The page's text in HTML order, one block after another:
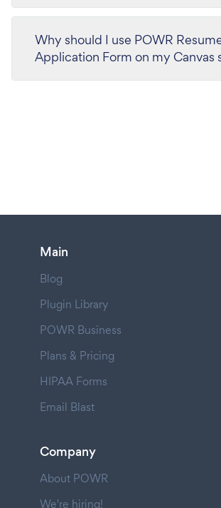
Why should I use POWR
Application Form on my Canvas
Main
Blog
Plugin Library
POWR Business
Plans & Pricing
HIPAA Forms
Email Blast
Company
About POWR
We're hiring!